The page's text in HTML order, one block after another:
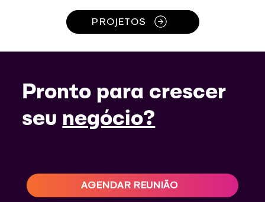
PROJETOS
Pronto para crescer
seu negócio?
AGENDAR REUNIÃO